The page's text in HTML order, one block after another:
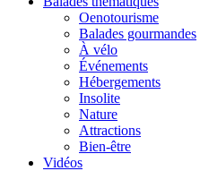
Oenotourisme
Balades gourmandes
À vélo
Événements
Hébergements
Insolite
Nature
Attractions
Bien-être
Vidéos